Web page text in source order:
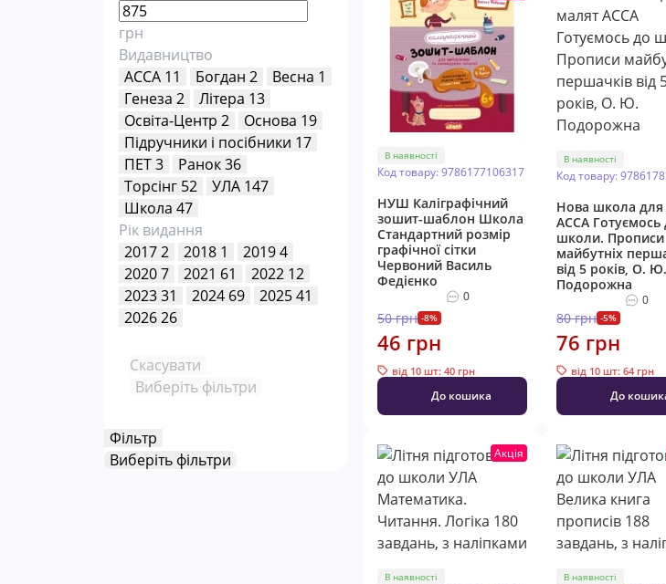
грн
Видавництво
АССА 11 Богдан 2 Весна 1
Генеза 2 Літера 13
Освіта-Центр 2 Основа 19
Пiдручники i посiбники 17
ПЕТ3 Ранок36
Торсінг 52 УЛА 147
Школа 47
Рік видання
20172 2018 1 20194
20207 2021 61 2022 12
202331 2024 69 202541
202626
Скасувати
Виберіть фільтри
Фільтр
Виберіть фільтри
В наявності
Код товару: 9786177106317
НУШ Каліграфічний
зошит-шаблон Школа
Стандартний розмір
графічної сітки
Червоний Василь
Федієнко
0
50 грн -8%
46 грн
від 10 шт: 40 грн
До кошика
В наявності
Код товару:
Нова школа для
АССА Готуємось
школи. Прописи
майбутніх
від 5 років, О. Ю.
Подорожна
0
80 грн -5%
76 грн
від 10 шт: 64 грн
До
Акція
В наявності В наявності